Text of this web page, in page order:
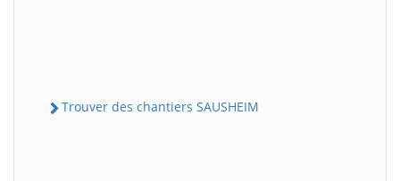
Trouver des chantiers SAUSHEIM